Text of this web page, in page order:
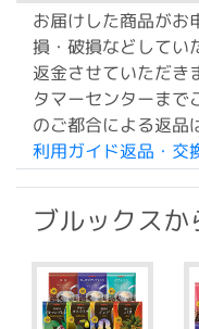
お届けした商品がお
損・破損などしてい
返金させていただき
タマーセンターまで
のご都合による返品
利用ガイド返品・交
ブルックス